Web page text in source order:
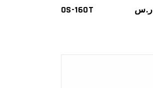
OS-160T ر.س